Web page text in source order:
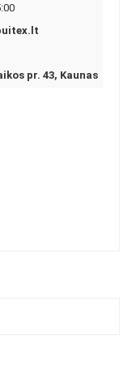
pr. 43, Kaunas